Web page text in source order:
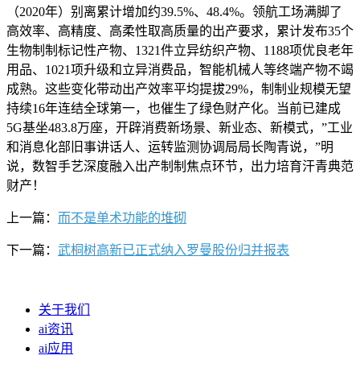
（2020年）别离累计增加约39.5%、48.4%。领航工场满脚了
高效率、高精度、高柔性取高质量的出产要求，累计发布35个
生物制制标记性产物、1321件立异纺织产物、1188项优良老年
用品、1021项升级和立异消费品，智能机械人等终端产物不竭
成熟。这些变化带动出产效率平均提拔29%，制制业规模无望
持续16年连结全球第一，也催生了绿色财产化。当前已建成
5G基坐483.8万座，开辟消费新场景、新业态、新模式，”工业
和消息化部旧事讲话人、运转监测协调局局长陶青说，”明
说，数智手艺深度融入出产制制焦点环节，出力培育汗青典范
财产！
上一篇： 而不是单术功能的堆砌
下一篇： 武桐树高新已正式纳入罗曼股份归并报表
关于我们
ai资讯
ai应用